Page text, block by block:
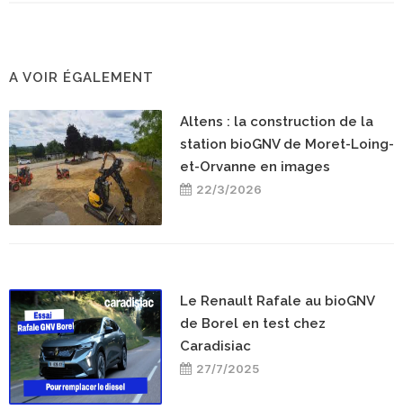
A VOIR ÉGALEMENT
Altens : la construction de la
station bioGNV de Moret-Loing-
et-Orvanne en images
22/3/2026
Le Renault Rafale au bioGNV
de Borel en test chez
Caradisiac
27/7/2025